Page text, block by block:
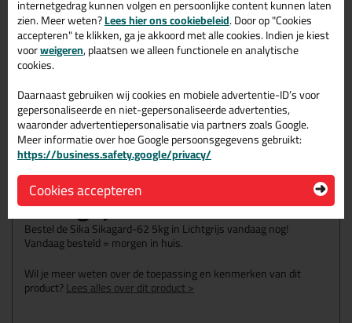
Waarom dit product?
Highbuild
Ondoordringbaar voor vloeistoffen
Eenvoudig te mengen en aan te brengen
Omschrijving Specificaties Reviews (0)
Sika Sikagard-62 5kg in
Lichtgrijs
Bestel de Sika Sikagard-62 5kg in Lichtgrijs vandaag nog!
Vandaag besteld = morgen in huis.
Wil je meer weten over de toepassing en kenmerken van dit
product?Lees alles over dit product >
internetgedrag kunnen volgen en persoonlijke content kunnen laten
zien. Meer weten?Lees hier ons cookiebeleid. Door op "Cookies
accepteren" te klikken, ga je akkoord met alle cookies. Indien je kiest
voorweigeren, plaatsen we alleen functionele en analytische
cookies.
Daarnaast gebruiken wij cookies en mobiele advertentie-ID’s voor
gepersonaliseerde en niet-gepersonaliseerde advertenties,
waaronder advertentiepersonalisatie via partners zoals Google.
Meer informatie over hoe Google persoonsgegevens gebruikt:
https://business.safety.google/privacy/
Cookies accepteren